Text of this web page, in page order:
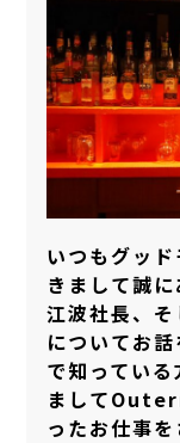
いつもグッ
きまして誠
江波社長、
についてお
で知ってい
まして
ったお仕事